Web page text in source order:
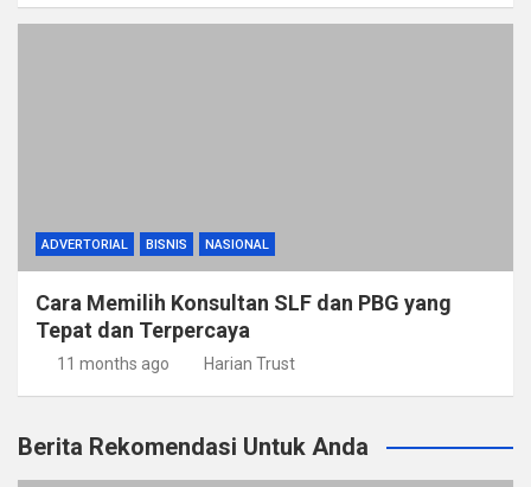
ADVERTORIAL BISNIS NASIONAL
Cara Memilih Konsultan SLF dan PBG yang
Tepat dan Terpercaya
11 months ago Harian Trust
Berita Rekomendasi Untuk Anda